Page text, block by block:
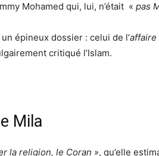
Mohamed qui, lui, n’était « pas
épineux dossier : celui de l’affaire
critiqué l’Islam.
Mila
la religion, le Coran », qu’elle